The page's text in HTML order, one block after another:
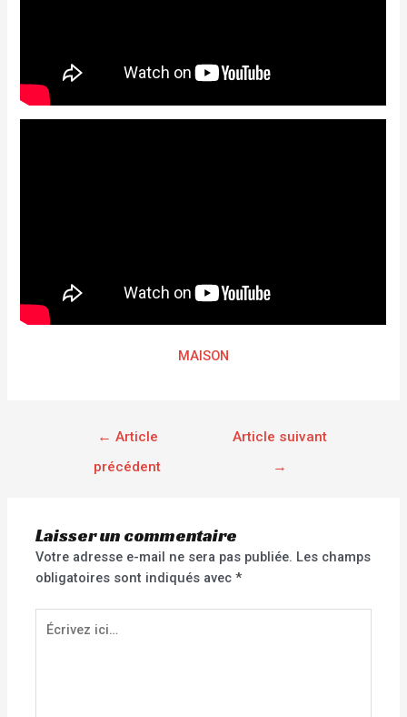
MAISON
← Article
précédent
Article suivant
→
Laisser un commentaire
Votre adresse e-mail ne sera pas publiée. Les champs
obligatoires sont indiqués avec*
Écrivez
ici…